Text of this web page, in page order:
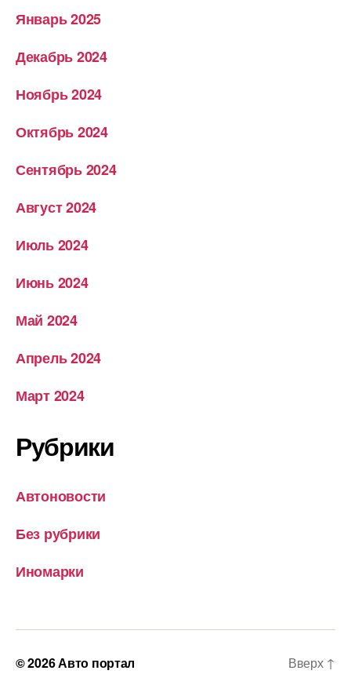
Январь 2025
Декабрь 2024
Ноябрь 2024
Октябрь 2024
Сентябрь 2024
Август 2024
Июль 2024
Июнь 2024
Май 2024
Апрель 2024
Март 2024
Рубрики
Автоновости
Без рубрики
Иномарки
© 2026Авто портал Вверх ↑